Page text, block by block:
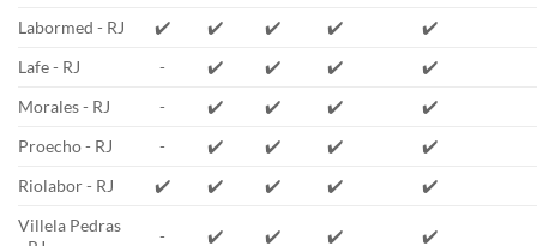
Labormed - RJ ✔️ ✔️ ✔️ ✔️
✔️
Lafe - RJ
- ✔️ ✔️ ✔️
✔️
Morales - RJ
- ✔️ ✔️ ✔️
✔️
Proecho - RJ
- ✔️ ✔️ ✔️
✔️
Riolabor - RJ
✔️ ✔️ ✔️ ✔️
✔️
Villela Pedras
- ✔️ ✔️ ✔️ ✔️